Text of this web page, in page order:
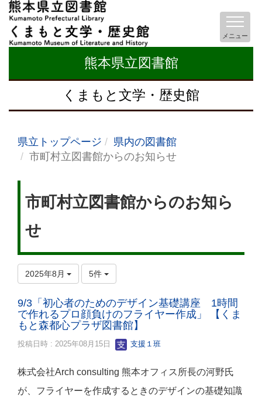
熊本県立図書館
くまもと文学・歴史館
メニュー
県立トップページ
県内の図書館
市町村立図書館からのお知らせ
市町村立図書館からのお知ら
せ
2025年8月 5件
9/3「初心者のためのデザイン基礎講座 1時間
で作れるプロ顔負けのフライヤー作成」 【くま
もと森都心プラザ図書館】
投稿日時 : 2025年08月15日 支援１班
株式会社Arch consulting 熊本オフィス所長の河野氏
が、フライヤーを作成するときのデザインの基礎知識